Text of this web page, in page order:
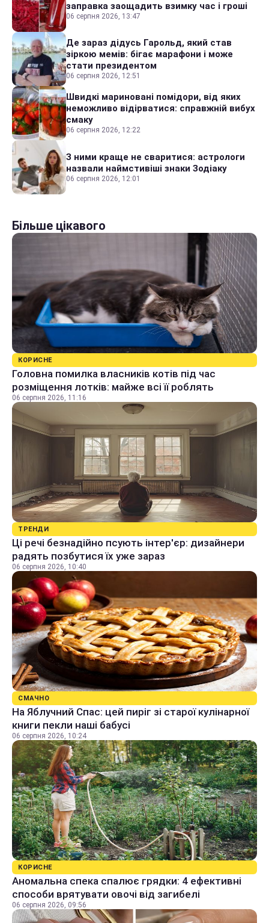
заправка заощадить взимку час і гроші
06 серпня 2026, 13:47
Де зараз дідусь Гарольд, який став
зіркою мемів: бігає марафони і може
стати президентом
06 серпня 2026, 12:51
Швидкі мариновані помідори, від яких
неможливо відірватися: справжній вибух
смаку
06 серпня 2026, 12:22
З ними краще не сваритися: астрологи
назвали наймстивіші знаки Зодіаку
06 серпня 2026, 12:01
Більше цікавого
КОРИСНЕ
Головна помилка власників котів під час
розміщення лотків: майже всі її роблять
06 серпня 2026, 11:16
ТРЕНДИ
Ці речі безнадійно псують інтер'єр: дизайнери
радять позбутися їх уже зараз
06 серпня 2026, 10:40
СМАЧНО
На Яблучний Спас: цей пиріг зі старої кулінарної
книги пекли наші бабусі
06 серпня 2026, 10:24
КОРИСНЕ
Аномальна спека спалює грядки: 4 ефективні
способи врятувати овочі від загибелі
06 серпня 2026, 09:56